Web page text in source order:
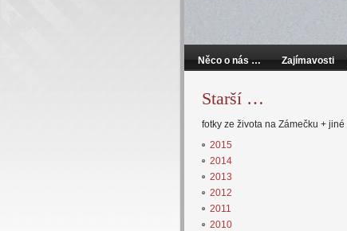
Něco o nás … Zajímavosti
Starší …
fotky ze života na Zámečku + jiné
2015
2014
2013
2012
2011
2010